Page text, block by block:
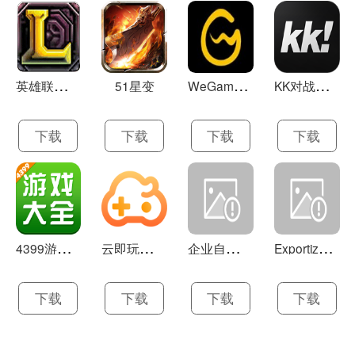
英
雄联盟LOL 13.21
下载
51星变
下载
W
eGame(腾讯游戏平台TGP) 5.10.19.1000
下载
K
K对战平台 1.0.1
下载
4
399游戏盒 官方下载 7.9.1
下载
云
即玩游戏盒 1.0.5.4
下载
企
业自助建站系统 9.0
下载
E
xportizer 9.0.8
下载